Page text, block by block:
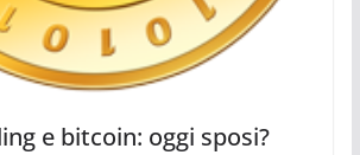
e bitcoin: oggi sposi?